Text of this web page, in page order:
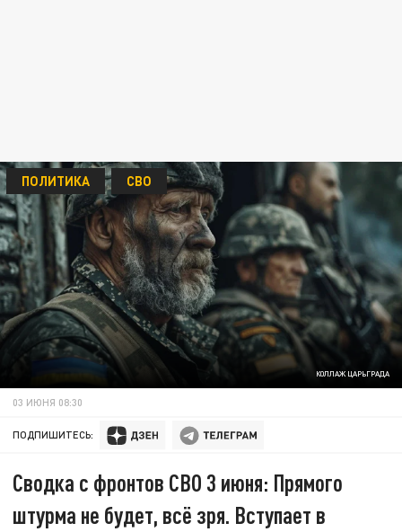
КОЛЛАЖ ЦАРЬГРАДА
ПОЛИТИКА СВО
03 ИЮНЯ 08:30
ПОДПИШИТЕСЬ:
Сводка с фронтов СВО 3 июня: Прямого
штурма не будет, всё зря. Вступает в